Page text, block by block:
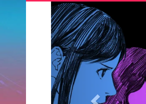
Previous